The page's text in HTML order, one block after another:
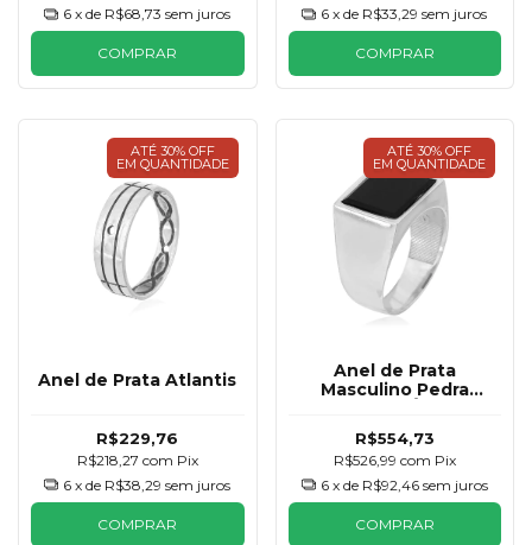
6 x de R$68,73 sem juros
COMPRAR
6 x de R$33,29 sem juros
COMPRAR
ATÉ 30% OFF
EM QUANTIDADE
Anel de Prata Atlantis
R$229,76
R$218,27 com Pix
6 x de R$38,29 sem juros
COMPRAR
ATÉ 30% OFF
EM QUANTIDADE
Anel de Prata
Masculino Pedra
R$554,73
R$526,99 com Pix
6 x de R$92,46 sem juros
COMPRAR